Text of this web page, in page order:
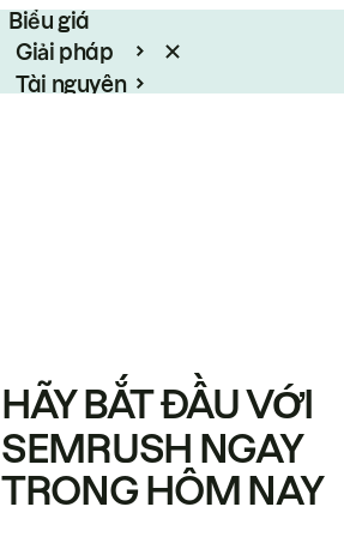
Biểu giá
Giải pháp
Tài nguyên
HÃY BẮT ĐẦU VỚI
SEMRUSH NGAY
TRONG HÔM NAY